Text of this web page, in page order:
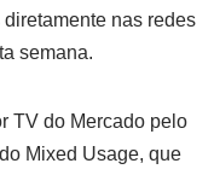
nas redes
semana.
TV do Mercado pelo
Mixed Usage, que